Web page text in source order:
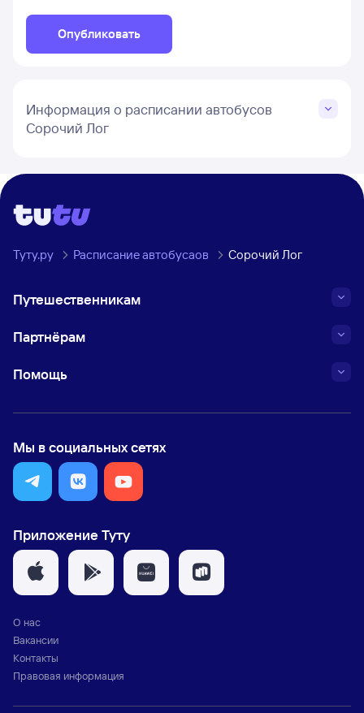
Опубликовать
Информация о расписании автобусов
Сорочий Лог
Туту.ру Расписание автобусаов Сорочий Лог
Путешественникам
Партнёрам
Помощь
Мы в социальных сетях
Приложение Туту
О нас
Вакансии
Контакты
Правовая информация